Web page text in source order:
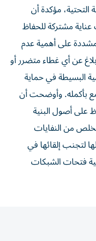
مؤكدة أن
مشتركة للحفاظ
على أهمية عدم
عن أي غطاء متضرر أو
البسيطة في حماية
بأكمله. وأوضحت أن
على أصول البنية
من النفايات
لتجنب إلقائها في
فتحات الشبكات